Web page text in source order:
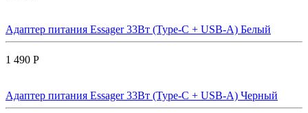
Адаптер питания Essager 33Вт (Type-C + USB-A) Белый
1 490 Р
Адаптер питания Essager 33Вт (Type-C + USB-A) Черный